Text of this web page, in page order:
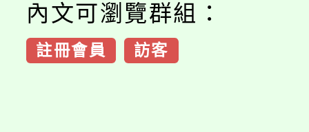
內文可瀏覽群組：
註冊會員 訪客